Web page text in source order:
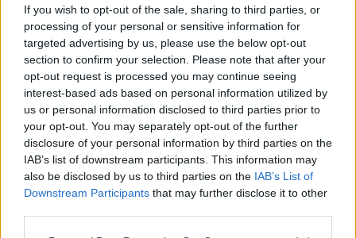
If you wish to opt-out of the sale, sharing to third parties, or
processing of your personal or sensitive information for
targeted advertising by us, please use the below opt-out
section to confirm your selection. Please note that after your
opt-out request is processed you may continue seeing
interest-based ads based on personal information utilized by
us or personal information disclosed to third parties prior to
your opt-out. You may separately opt-out of the further
disclosure of your personal information by third parties on the
IAB’s list of downstream participants. This information may
also be disclosed by us to third parties on the IAB’s List of
Downstream Participants that may further disclose it to other
07/08/2026 | 13:54:03